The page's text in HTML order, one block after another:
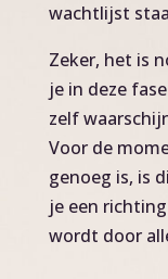
wachtlijst
Zeker, het is
je in deze
zelf
Voor de
genoeg is, is
je een
wordt door